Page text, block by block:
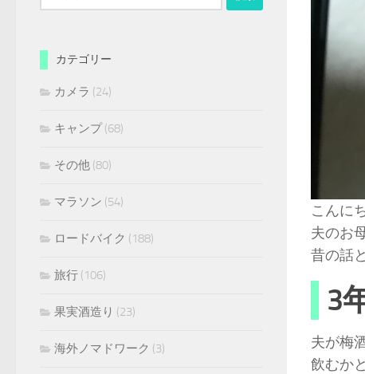
こんに
夫のお
昔の話
3
夫が梅
飲むか
索:
カテゴリー
カメラ (24)
キャンプ(68)
その他 (80)
マラソン (54)
ロードバイク (188)
旅行 (106)
果実酒造り (23)
海外ノマドワーク (3)